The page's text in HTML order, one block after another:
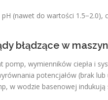
(nawet do wartości 1.5−2.0),
błądzące w
pomp, wymienników ciepła i
potencjałów (brak
w wodzie basenowej indukują